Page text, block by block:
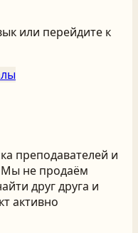
или перейдите к
преподавателей и
Мы не продаём
друг друга и
активно